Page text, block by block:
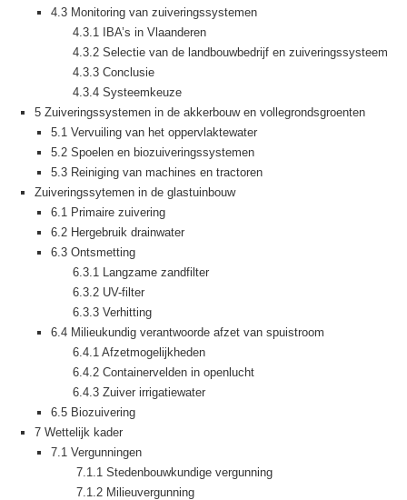
4.3 Monitoring van zuiveringssystemen
4.3.1 IBA’s in Vlaanderen
4.3.2 Selectie van de landbouwbedrijf en zuiveringssysteem
4.3.3 Conclusie
4.3.4 Systeemkeuze
5 Zuiveringssystemen in de akkerbouw en vollegrondsgroenten
5.1 Vervuiling van het oppervlaktewater
5.2 Spoelen en biozuiveringssystemen
5.3 Reiniging van machines en tractoren
Zuiveringssytemen in de glastuinbouw
6.1 Primaire zuivering
6.2 Hergebruik drainwater
6.3 Ontsmetting
6.3.1 Langzame zandfilter
6.3.2 UV-filter
6.3.3 Verhitting
6.4 Milieukundig verantwoorde afzet van spuistroom
6.4.1 Afzetmogelijkheden
6.4.2 Containervelden in openlucht
6.4.3 Zuiver irrigatiewater
6.5 Biozuivering
7 Wettelijk kader
7.1 Vergunningen
7.1.1 Stedenbouwkundige vergunning
7.1.2 Milieuvergunning